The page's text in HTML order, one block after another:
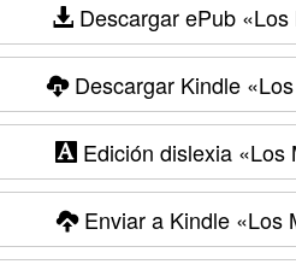
Descargar ePub«Los
Descargar Kindle«Los
Edición dislexia«Los
Enviar a Kindle «Los